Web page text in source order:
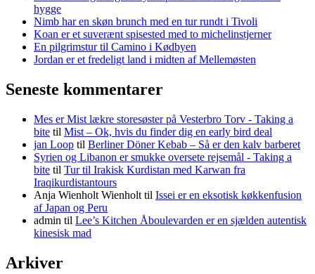
hygge
Nimb har en skøn brunch med en tur rundt i Tivoli
Koan er et suverænt spisested med to michelinstjerner
En pilgrimstur til Camino i Kødbyen
Jordan er et fredeligt land i midten af Mellemøsten
Seneste kommentarer
Mes er Mist lækre storesøster på Vesterbro Torv - Taking a
bite til Mist – Ok, hvis du finder dig en early bird deal
jan Loop til Berliner Döner Kebab – Så er den kalv barberet
Syrien og Libanon er smukke oversete rejsemål - Taking a
bite til Tur til Irakisk Kurdistan med Karwan fra
Iraqikurdistantours
Anja Wienholt Wienholt til Issei er en eksotisk køkkenfusion
af Japan og Peru
admin til Lee’s Kitchen Åboulevarden er en sjælden autentisk
kinesisk mad
Arkiver